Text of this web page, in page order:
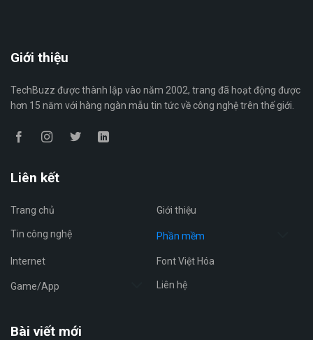
Giới thiệu
TechBuzz được thành lập vào năm 2002, trang đã hoạt động được
hơn 15 năm với hàng ngàn mẫu tin tức về công nghệ trên thế giới.
Liên kết
Trang chủ Giới thiệu
Tin công nghệ Phần mềm
Internet Font Việt Hóa
Game/App Liên hệ
Bài viết mới